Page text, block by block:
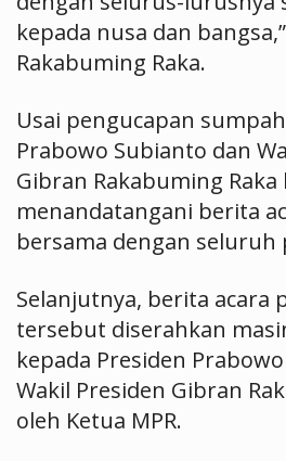
kepada nusa dan
Rakabuming Raka.
Usai pengucapan
Prabowo Subianto dan
Gibran Rakabuming
menandatangani berita
bersama dengan seluruh
Selanjutnya, berita acara
tersebut diserahkan
kepada Presiden
Wakil Presiden Gibran
oleh Ketua MPR.